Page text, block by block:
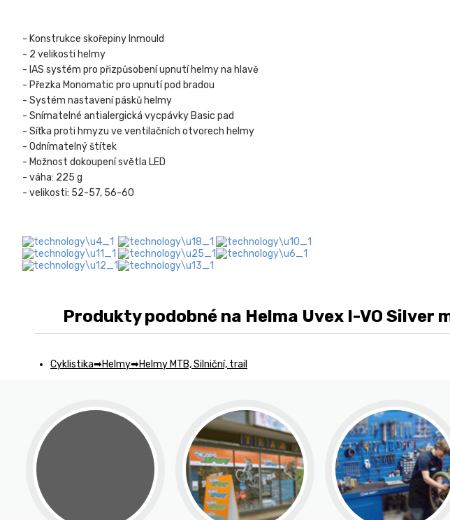
- Konstrukce skořepiny Inmould
- 2 velikosti helmy
- IAS systém pro přizpůsobení upnutí helmy na hlavě
- Přezka Monomatic pro upnutí pod bradou
- Systém nastavení pásků helmy
- Snímatelné antialergická vycpávky Basic pad
- Síťka proti hmyzu ve ventilačních otvorech helmy
- Odnímatelný štítek
- Možnost dokoupení světla LED
- váha: 225 g
- velikosti: 52-57, 56-60
Produkty podobné na Helma Uvex I-VO
Cyklistika Helmy Helmy MTB, Silniční, trail